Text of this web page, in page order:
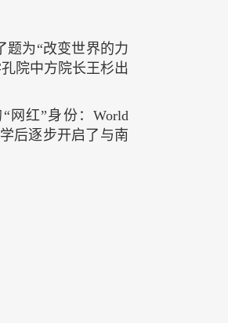
题为“改变世界的力
院中方院长王杉出
网红”身份：World
后逐步开启了与南